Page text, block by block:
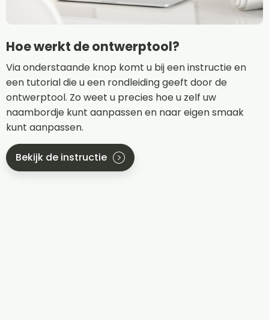
Hoe werkt de ontwerptool?
Via onderstaande knop komt u bij een instructie en
een tutorial die u een rondleiding geeft door de
ontwerptool. Zo weet u precies hoe u zelf uw
naambordje kunt aanpassen en naar eigen smaak
kunt aanpassen.
Bekijk de instructie